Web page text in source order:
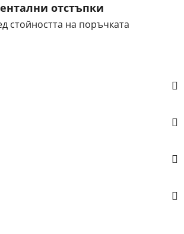
отстъпки
стойността на поръчката